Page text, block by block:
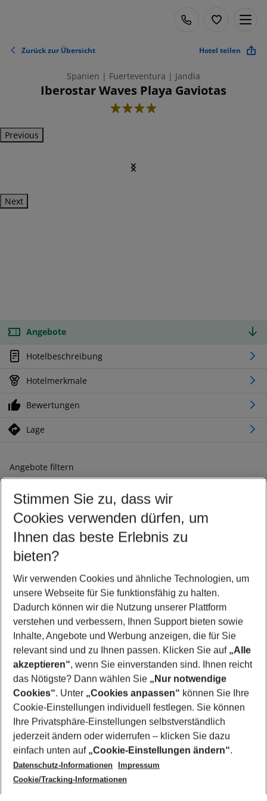
Zurück zur Übersicht Hotel teilen
Spanien | Fuerteventura | Jandia
Iberostar Waves Playa Gaviotas
4
Previous
Next
Angebote
Hotelbeschreibung
Hotelmerkmale
Bewertungen
Lage
Angebote filtern
Ändern Sie Ihre Kriterien nach Ihren Wünschen
Abflughafen wählen
Beliebiger Abflughafen
Reisezeitraum wählen
10.08.26– 08.08.27 5-8 Nächte
2 Erwachsene Keine Kinder
Mehr Filter anzeigen
Footer
Footer navigation
Über uns
AGB
Cookie-Einstellungen ändern
Cookie-Richtlinie
Datenschutz
Service & Hilfe
Barrierefreies Reisen
Check-in
Folgen Sie uns
Stimmen Sie zu, dass wir
Cookies verwenden dürfen, um
Ihnen das beste Erlebnis zu
bieten?
Wir verwenden Cookies und ähnliche Technologien, um
unsere Webseite für Sie funktionsfähig zu halten.
Dadurch können wir die Nutzung unserer Plattform
verstehen und verbessern, Ihnen Support bieten sowie
Inhalte, Angebote und Werbung anzeigen, die für Sie
relevant sind und zu Ihnen passen. Klicken Sie auf „Alle
akzeptieren“, wenn Sie einverstanden sind. Ihnen reicht
das Nötigste? Dann wählen Sie „Nur notwendige
Cookies“. Unter „Cookies anpassen“ können Sie Ihre
Cookie-Einstellungen individuell festlegen. Sie können
Ihre Privatsphäre-Einstellungen selbstverständlich
jederzeit ändern oder widerrufen – klicken Sie dazu
einfach unten auf „Cookie-Einstellungen ändern“.
Datenschutz-Informationen
Impressum
Cookie/Tracking-Informationen